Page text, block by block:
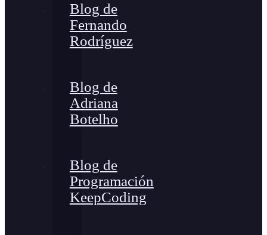
Blog de
Fernando
Rodríguez
Blog de
Adriana
Botelho
Blog de
Programación
KeepCoding